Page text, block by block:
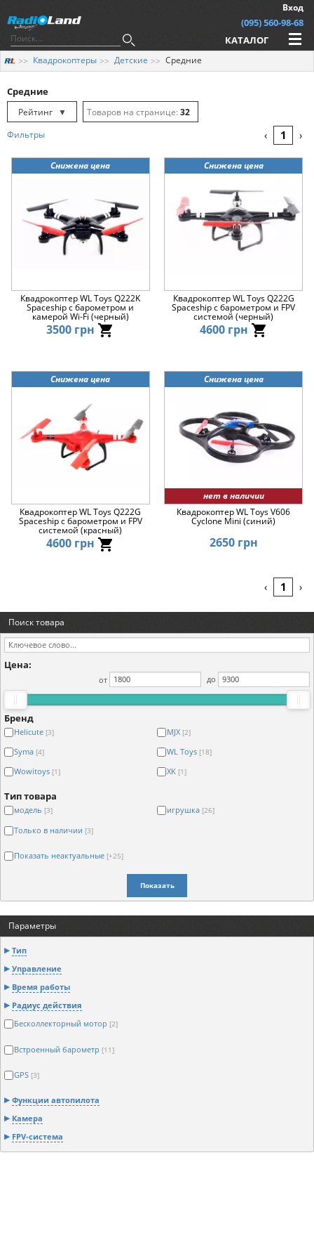
Вход
(095) 560-98-68
КАТАЛОГ
Квадрокоптеры Детские Средние
Средние
Рейтинг
▼
Рейтинг
Дата ▼
Цена ▼
32
Фильтры ‹ 1 ›
Снижена цена
Квадрокоптер WL Toys Q222K
Spaceship с барометром и
камерой Wi-Fi (черный)
3500 грн
Снижена цена
Квадрокоптер WL Toys Q222G
Spaceship с барометром и FPV
системой (черный)
4600 грн
Снижена цена
Квадрокоптер WL Toys Q222G
Spaceship с барометром и FPV
системой (красный)
4600 грн
Снижена цена
нет в наличии
Квадрокоптер WL Toys V606
Cyclone Mini (синий)
2650 грн
‹ 1 ›
Поиск товара
Цена:
от до
Бренд
Helicute [3] MJX [2]
Syma [4] WL Toys [18]
Wowitoys [1] XK [1]
Тип товара
модель [3] игрушка [26]
Только в наличии [3]
Показать неактуальные [+25]
Показать
Параметры
Тип
Управление
Время работы
Радиус действия
Бесколлекторный мотор [2]
Встроенный барометр [11]
GPS [3]
Функции автопилота
Камера
FPV-система